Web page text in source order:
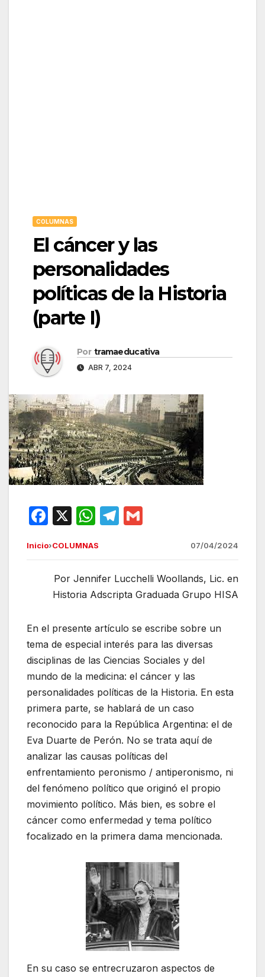
COLUMNAS
El cáncer y las
personalidades
políticas de la Historia
(parte I)
Por tramaeducativa
ABR 7, 2024
F
c
e
b
o
k
X
W
at
s
A
p
T
gr
a
Inicio›COLUMNAS 07/04/2024
Por Jennifer Lucchelli Woollands, Lic. en
Historia Adscripta Graduada Grupo HISA
En el presente artículo se escribe sobre un
tema de especial interés para las diversas
disciplinas de las Ciencias Sociales y del
mundo de la medicina: el cáncer y las
personalidades políticas de la Historia. En esta
primera parte, se hablará de un caso
reconocido para la República Argentina: el de
Eva Duarte de Perón. No se trata aquí de
analizar las causas políticas del
enfrentamiento peronismo / antiperonismo, ni
del fenómeno político que originó el propio
movimiento político. Más bien, es sobre el
cáncer como enfermedad y tema político
focalizado en la primera dama mencionada.
En su caso se entrecruzaron aspectos de